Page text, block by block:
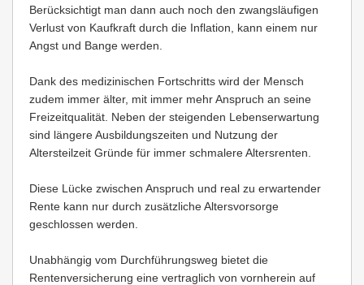
Berücksichtigt man dann auch noch den zwangsläufigen
Verlust von Kaufkraft durch die Inflation, kann einem nur
Angst und Bange werden.
Dank des medizinischen Fortschritts wird der Mensch
zudem immer älter, mit immer mehr Anspruch an seine
Freizeitqualität. Neben der steigenden Lebenserwartung
sind längere Ausbildungszeiten und Nutzung der
Altersteilzeit Gründe für immer schmalere Altersrenten.
Diese Lücke zwischen Anspruch und real zu erwartender
Rente kann nur durch zusätzliche Altersvorsorge
geschlossen werden.
Unabhängig vom Durchführungsweg bietet die
Rentenversicherung eine vertraglich von vornherein auf